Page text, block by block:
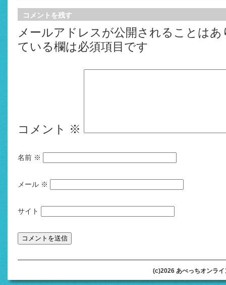
コメントを残す
メールアドレスが公開されることはあ
ている欄は必須項目です
コメント ※
名前 ※
メール ※
サイト
(c)2026 あべっちオンラ